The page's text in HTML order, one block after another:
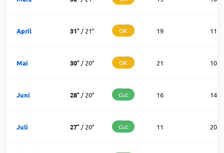
April 31°/21° OK 19 11
Mai 30°/20° OK 21 10
Juni 28°/20° Gut 16 14
Juli 27°/20° Gut 11 20